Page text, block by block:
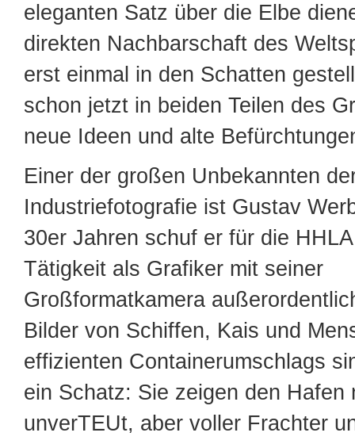
eleganten Satz über die Elbe
direkten Nachbarschaft des
erst einmal in den Schatten
schon jetzt in beiden Teilen des
neue Ideen und alte
Einer der großen Unbekannten
Industriefotografie ist Gustav
30er Jahren schuf er für die
Tätigkeit als Grafiker mit seiner
Großformatkamera
Bilder von Schiffen, Kais und
effizienten Containerumschlags
ein Schatz: Sie zeigen den Hafen
unverTEUt, aber voller Frachter